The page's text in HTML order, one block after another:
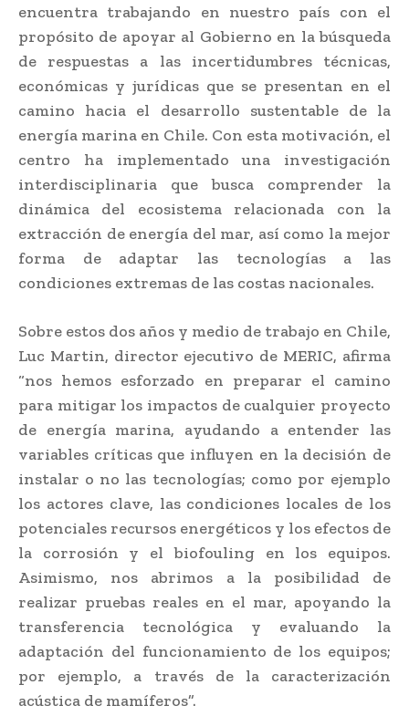
encuentra trabajando en nuestro país con el
propósito de apoyar al Gobierno en la búsqueda
de respuestas a las incertidumbres técnicas,
económicas y jurídicas que se presentan en el
camino hacia el desarrollo sustentable de la
energía marina en Chile. Con esta motivación, el
centro ha implementado una investigación
interdisciplinaria que busca comprender la
dinámica del ecosistema relacionada con la
extracción de energía del mar, así como la mejor
forma de adaptar las tecnologías a las
condiciones extremas de las costas nacionales.
Sobre estos dos años y medio de trabajo en Chile,
Luc Martin, director ejecutivo de MERIC, afirma
“nos hemos esforzado en preparar el camino
para mitigar los impactos de cualquier proyecto
de energía marina, ayudando a entender las
variables críticas que influyen en la decisión de
instalar o no las tecnologías; como por ejemplo
los actores clave, las condiciones locales de los
potenciales recursos energéticos y los efectos de
la corrosión y el biofouling en los equipos.
Asimismo, nos abrimos a la posibilidad de
realizar pruebas reales en el mar, apoyando la
transferencia tecnológica y evaluando la
adaptación del funcionamiento de los equipos;
por ejemplo, a través de la caracterización
acústica de mamíferos”.